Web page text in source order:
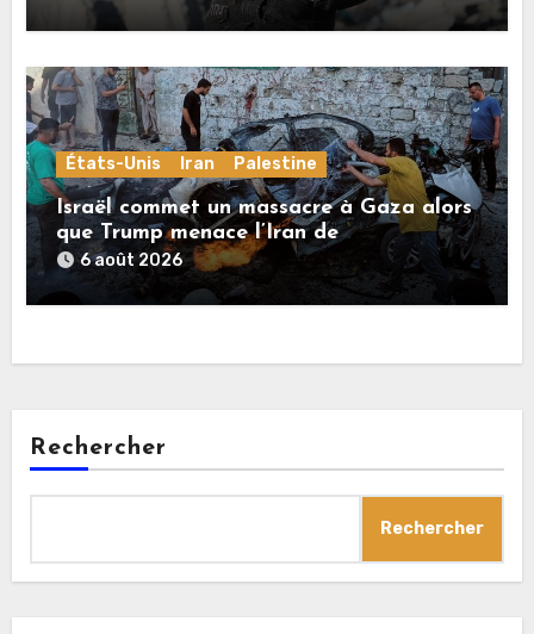
États-Unis Iran Palestine
Israël commet un massacre à Gaza alors
que Trump menace l’Iran de
«décapitation»
6 août 2026
Rechercher
Rechercher